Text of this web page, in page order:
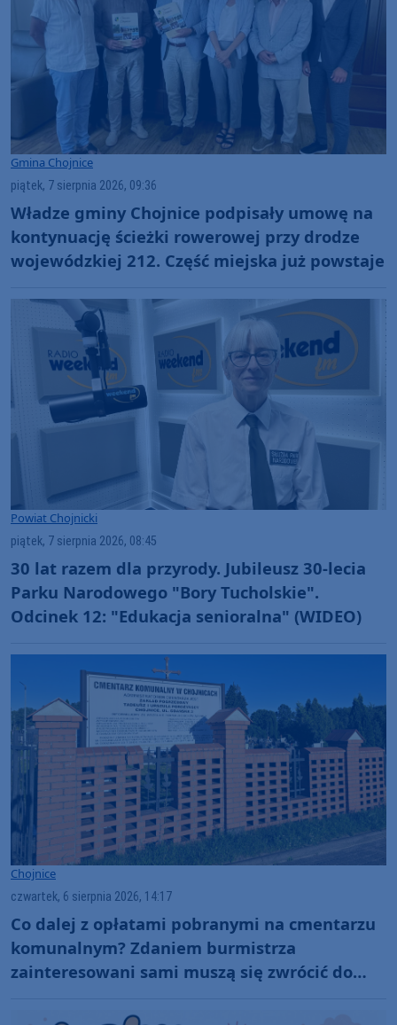
Gmina Chojnice
piątek, 7 sierpnia 2026, 09:36
Władze gminy Chojnice podpisały umowę na
kontynuację ścieżki rowerowej przy drodze
wojewódzkiej 212. Część miejska już powstaje
Powiat Chojnicki
piątek, 7 sierpnia 2026, 08:45
30 lat razem dla przyrody. Jubileusz 30-lecia
Parku Narodowego "Bory Tucholskie".
Odcinek 12: "Edukacja senioralna" (WIDEO)
Chojnice
czwartek, 6 sierpnia 2026, 14:17
Co dalej z opłatami pobranymi na cmentarzu
komunalnym? Zdaniem burmistrza
zainteresowani sami muszą się zwrócić do